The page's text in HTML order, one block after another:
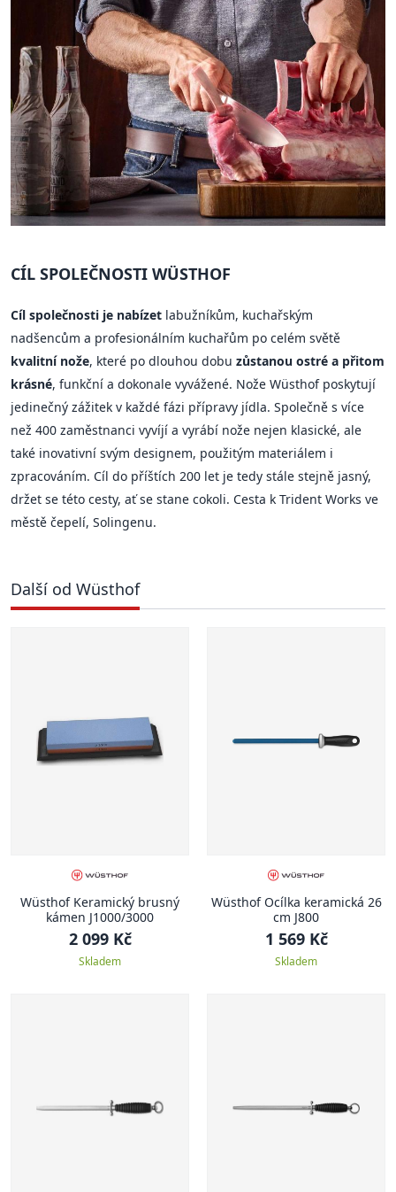
CÍL SPOLEČNOSTI WÜSTHOF
Cíl společnosti je nabízet labužníkům, kuchařským
nadšencům a profesionálním kuchařům po celém světě
kvalitní nože, které po dlouhou dobu zůstanou ostré a přitom
krásné, funkční a dokonale vyvážené. Nože Wüsthof poskytují
jedinečný zážitek v každé fázi přípravy jídla. Společně s více
než 400 zaměstnanci vyvíjí a vyrábí nože nejen klasické, ale
také inovativní svým designem, použitým materiálem i
zpracováním. Cíl do příštích 200 let je tedy stále stejně jasný,
držet se této cesty, ať se stane cokoli. Cesta k Trident Works ve
městě čepelí, Solingenu.
Další od Wüsthof
Wüsthof Keramický brusný
kámen J1000/3000
2 099 Kč
Skladem
Wüsthof Ocílka keramická 26
cm J800
1 569 Kč
Skladem